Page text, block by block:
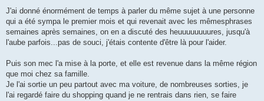
J'ai donné énormément de temps à parler du même sujet à une personne
qui a été sympa le premier mois et qui revenait avec les mêmesphrases
semaines après semaines, on en a discuté des heuuuuuuuures, jusqu'à
l'aube parfois...pas de souci, j'étais contente d'être là pour l'aider.
Puis son mec l'a mise à la porte, et elle est revenue dans la même région
que moi chez sa famille.
Je l'ai sortie un peu partout avec ma voiture, de nombreuses sorties, je
l'ai regardé faire du shopping quand je ne rentrais dans rien, se faire